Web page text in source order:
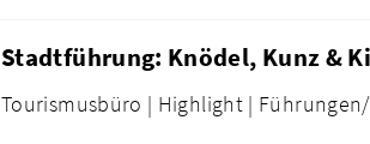
Stadtführung: Knödel, Kunz &
Tourismusbüro | Highlight |